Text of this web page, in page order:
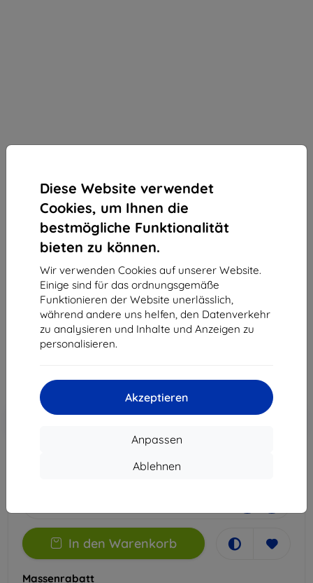
Diese Website verwendet
Cookies, um Ihnen die
bestmögliche Funktionalität
bieten zu können.
Wir verwenden Cookies auf unserer Website.
Einige sind für das ordnungsgemäße
Funktionieren der Website unerlässlich,
während andere uns helfen, den Datenverkehr
zu analysieren und Inhalte und Anzeigen zu
personalisieren.
Akzeptieren
Anpassen
Ablehnen
3mk SilverProtection+ Schutzfolie für Google Pixel
Geeignet für: Google Pixel 9a
12,90 €
11,61 €
ohne MWSt9,76 €
Rabatt mit Gutschein
In den
In den Warenkorb
Massenrabatt